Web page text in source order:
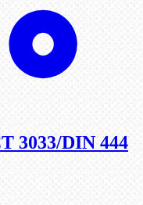
3033/DIN 444